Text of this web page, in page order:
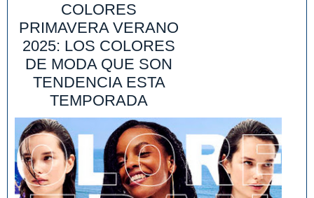
COLORES
PRIMAVERA VERANO
2025: LOS COLORES
DE MODA QUE SON
TENDENCIA ESTA
TEMPORADA